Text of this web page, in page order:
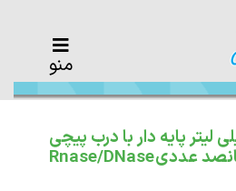
منو
5/0 میلی لیتر پایه دار با درب پیچی
سبز ، استریل، بسته پانصد عددی Rnase/DNase